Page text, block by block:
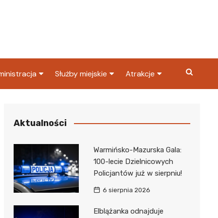
Skarbowy
Służby miejskie
Policja
Atrakcje
Aktualności
Warmińsko-Mazurska Gala:
100-lecie Dzielnicowych
Policjantów już w sierpniu!
6 sierpnia 2026
Elblążanka odnajduje